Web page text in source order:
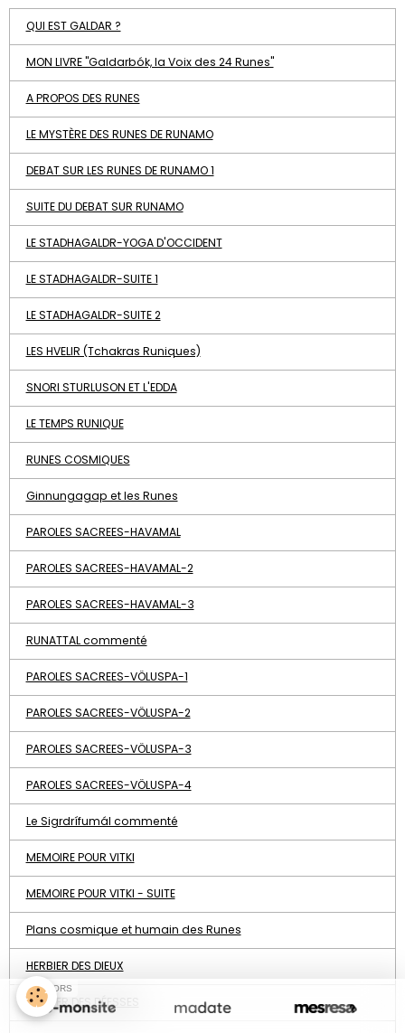
QUI EST GALDAR ?
MON LIVRE "Galdarbók, la Voix des 24 Runes"
A PROPOS DES RUNES
LE MYSTÈRE DES RUNES DE RUNAMO
DEBAT SUR LES RUNES DE RUNAMO 1
SUITE DU DEBAT SUR RUNAMO
LE STADHAGALDR-YOGA D'OCCIDENT
LE STADHAGALDR-SUITE 1
LE STADHAGALDR-SUITE 2
LES HVELIR (Tchakras Runiques)
SNORI STURLUSON ET L'EDDA
LE TEMPS RUNIQUE
RUNES COSMIQUES
Ginnungagap et les Runes
PAROLES SACREES-HAVAMAL
PAROLES SACREES-HAVAMAL-2
PAROLES SACREES-HAVAMAL-3
RUNATTAL commenté
PAROLES SACREES-VÖLUSPA-1
PAROLES SACREES-VÖLUSPA-2
PAROLES SACREES-VÖLUSPA-3
PAROLES SACREES-VÖLUSPA-4
Le Sigrdrífumál commenté
MEMOIRE POUR VITKI
MEMOIRE POUR VITKI - SUITE
Plans cosmique et humain des Runes
HERBIER DES DIEUX
HERBIER DES DÉESSES
SPONSORS